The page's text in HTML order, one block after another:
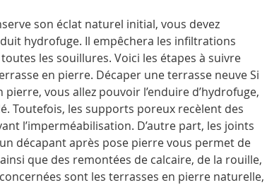
son éclat naturel initial, vous devez
hydrofuge. Il empêchera les infiltrations
les souillures. Voici les étapes à suivre
en pierre. Décaper une terrasse neuve Si
vous allez pouvoir l’enduire d’hydrofuge,
Toutefois, les supports poreux recèlent des
l’imperméabilisation. D’autre part, les joints
décapant après pose pierre vous permet de
que des remontées de calcaire, de la rouille,
sont les terrasses en pierre naturelle,